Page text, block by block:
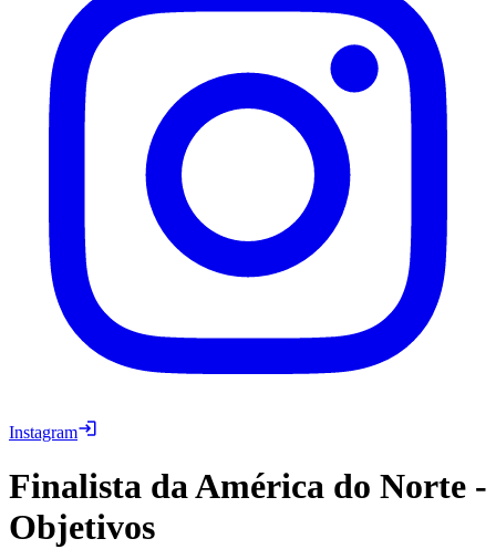
Instagram
Finalista da América do Norte -
Objetivos